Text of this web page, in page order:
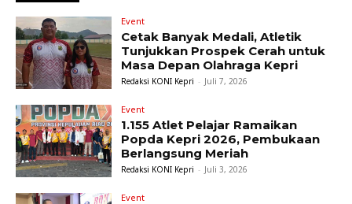
Event
Cetak Banyak Medali, Atletik
Tunjukkan Prospek Cerah untuk
Masa Depan Olahraga Kepri
Redaksi KONI Kepri - Juli 7, 2026
Event
1.155 Atlet Pelajar Ramaikan
Popda Kepri 2026, Pembukaan
Berlangsung Meriah
Redaksi KONI Kepri - Juli 3, 2026
Event